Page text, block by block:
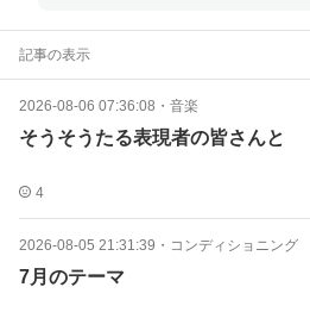
記事の表示
2026-08-06 07:36:08 ・ 音楽
そうそうたる表現者の皆さんと
4
2026-08-05 21:31:39 ・ コンディショニング
7月のテーマ